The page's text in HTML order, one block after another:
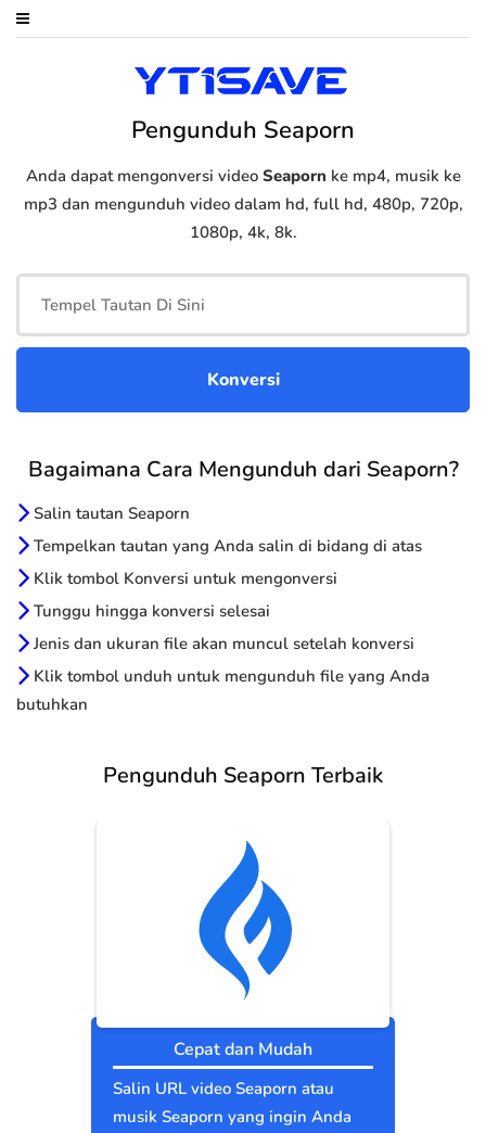
Pengunduh Seaporn
Anda dapat mengonversi video Seaporn ke mp4, musik ke
mp3 dan mengunduh video dalam hd, full hd, 480p, 720p,
1080p, 4k, 8k.
Bagaimana Cara Mengunduh dari Seaporn?
Salin tautan Seaporn
Tempelkan tautan yang Anda salin di bidang di atas
Klik tombol Konversi untuk mengonversi
Tunggu hingga konversi selesai
Jenis dan ukuran file akan muncul setelah konversi
Klik tombol unduh untuk mengunduh file yang Anda
butuhkan
Pengunduh Seaporn Terbaik
Cepat dan Mudah
Salin URL video Seaporn atau
musik Seaporn yang ingin Anda